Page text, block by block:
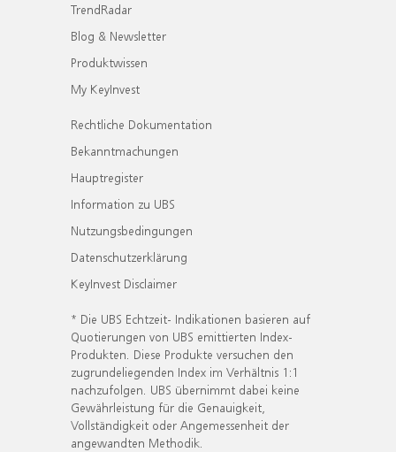
TrendRadar
Blog & Newsletter
Produktwissen
My KeyInvest
Rechtliche Dokumentation
Bekanntmachungen
Hauptregister
Information zu UBS
Nutzungsbedingungen
Datenschutzerklärung
KeyInvest Disclaimer
* Die UBS Echtzeit- Indikationen basieren auf
Quotierungen von UBS emittierten Index-
Produkten. Diese Produkte versuchen den
zugrundeliegenden Index im Verhältnis 1:1
nachzufolgen. UBS übernimmt dabei keine
Gewährleistung für die Genauigkeit,
Vollständigkeit oder Angemessenheit der
angewandten Methodik.